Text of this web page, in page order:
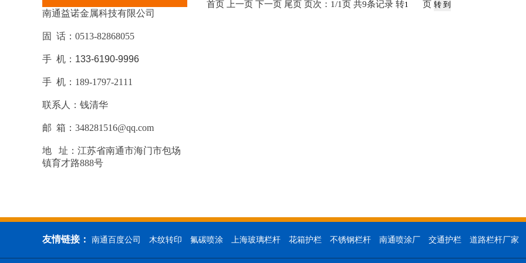
南通益诺金属科技有限公司
固 话：0513-82868055
手 机： 133-6190-9996
手 机：189-1797-2111
联系人：钱清华
邮 箱：348281516@qq.com
地 址：江苏省南通市海门市包场
镇育才路888号
首页 上一页 下一页 尾页 页次：1/1页 共9条记录 转 页
友情链接： 南通百度公司 木纹转印 氟碳喷涂 上海玻璃栏杆 花箱护栏 不锈钢栏杆 南通喷涂厂 交通护栏 道路栏杆厂家